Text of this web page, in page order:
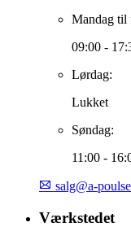
Mandag til
09:00 -
Lørdag:
Lukket
Søndag:
11:00 -
salg@a-
Værkstedet